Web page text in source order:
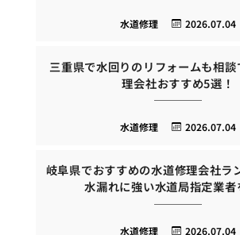
2026.07.04
水道修理
三重県で水回りのリフォームも相
理会社おすすめ5選！
2026.07.04
水道修理
岐阜県でおすすめの水道修理会社ラ
水漏れに強い水道局指定業者
2026.07.04
水道修理